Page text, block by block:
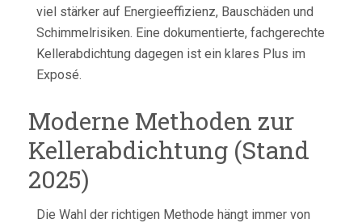
viel stärker auf Energieeffizienz, Bauschäden und
Schimmelrisiken. Eine dokumentierte, fachgerechte
Kellerabdichtung dagegen ist ein klares Plus im
Exposé.
Moderne Methoden zur
Kellerabdichtung (Stand
2025)
Die Wahl der richtigen Methode hängt immer von